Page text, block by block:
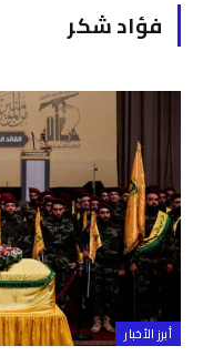
فؤاد شكر
أبرز الأخبار